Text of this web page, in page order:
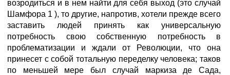
возродиться и в нем найти для себя выход (это случай
Шамфора 1 ), то другие, напротив, хотели прежде всего
заставить людей принять как универсальную
потребность свою собственную потребность в
проблематизации и ждали от Революции, что она
принесет с собой тотальную переделку человека; таков
по меньшей мере был случай маркиза де Сада,